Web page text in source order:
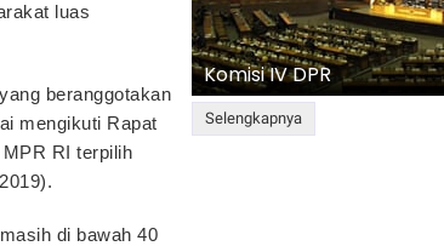
luas
beranggotakan
mengikuti Rapat
RI terpilih
di bawah 40
Komisi IV DPR
Selengkapnya